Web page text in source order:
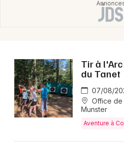
Tir à
du Tanet
07/08/
Office de
Munster
Aventure à